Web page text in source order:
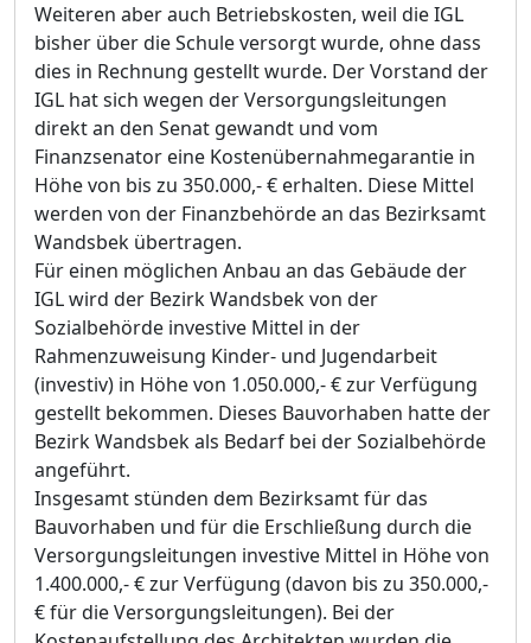
Weiteren aber auch Betriebskosten, weil die IGL
bisher über die Schule versorgt wurde, ohne dass
dies in Rechnung gestellt wurde. Der Vorstand der
IGL hat sich wegen der Versorgungsleitungen
direkt an den Senat gewandt und vom
Finanzsenator eine Kostenübernahmegarantie in
Höhe von bis zu 350.000,- € erhalten. Diese Mittel
werden von der Finanzbehörde an das Bezirksamt
Wandsbek übertragen.
Für einen möglichen Anbau an das Gebäude der
IGL wird der Bezirk Wandsbek von der
Sozialbehörde investive Mittel in der
Rahmenzuweisung Kinder- und Jugendarbeit
(investiv) in Höhe von 1.050.000,- € zur Verfügung
gestellt bekommen. Dieses Bauvorhaben hatte der
Bezirk Wandsbek als Bedarf bei der Sozialbehörde
angeführt.
Insgesamt stünden dem Bezirksamt für das
Bauvorhaben und für die Erschließung durch die
Versorgungsleitungen investive Mittel in Höhe von
1.400.000,- € zur Verfügung (davon bis zu 350.000,-
€ für die Versorgungsleitungen). Bei der